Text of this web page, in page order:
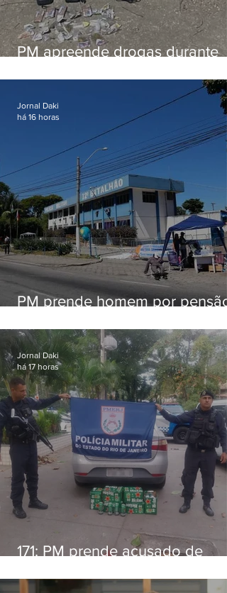
PM apreende drogas durante
PM prende homem por pensão
Jornal Daki
há 16 horas
171: PM prende acusado de
Niterói
Jornal Daki
há 17 horas